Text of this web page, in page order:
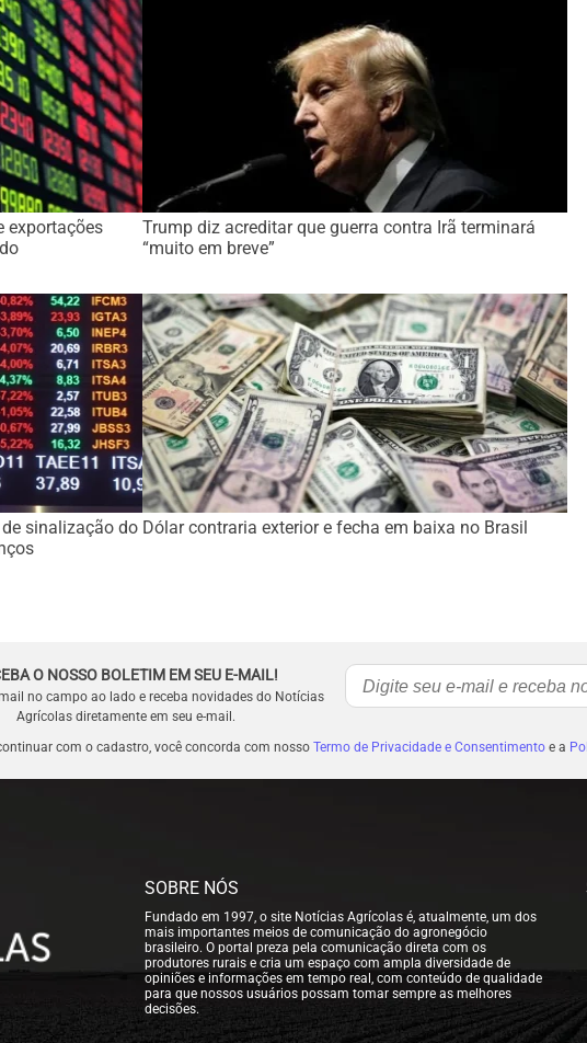
exportações
Trump diz acreditar que guerra contra Irã terminará
“muito em breve”
sinalização do Dólar contraria exterior e fecha em baixa no Brasil
O NOSSO BOLETIM EM SEU E-MAIL!
no campo ao lado e receba novidades do Notícias
Agrícolas diretamente em seu e-mail.
com o cadastro, você concorda com nosso Termo de Privacidade e Consentimentoe a
SOBRE NÓS
Fundado em 1997, o site Notícias Agrícolas é, atualmente, um dos
mais importantes meios de comunicação do agronegócio
brasileiro. O portal preza pela comunicação direta com os
produtores rurais e cria um espaço com ampla diversidade de
opiniões e informações em tempo real, com conteúdo de qualidade
para que nossos usuários possam tomar sempre as melhores
decisões.